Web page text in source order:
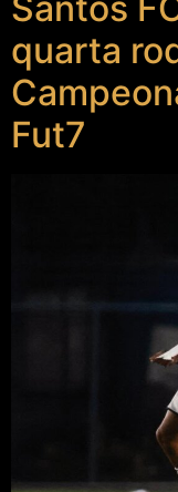
Santos
quarta
Fut7